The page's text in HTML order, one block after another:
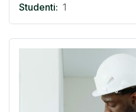
Studenti: 1